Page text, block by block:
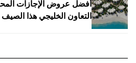
أفضل عروض الإجازات
التعاون الخليجي هذا الصيف